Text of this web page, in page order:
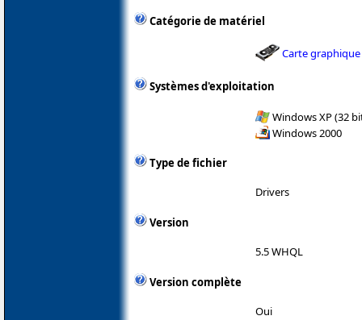
Catégorie de matériel
Carte graphique
Systèmes d'exploitation
Windows XP (32
Windows 2000
Type de fichier
Drivers
Version
5.5 WHQL
Version complète
Oui